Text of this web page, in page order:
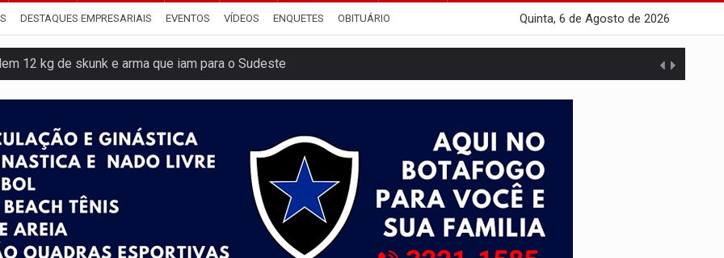
DESTAQUES EMPRESARIAIS EVENTOS VÍDEOS ENQUETES OBITUÁRIO Quinta, 6 de Agosto de 2026
12 kg de skunk e arma que iam para o Sudeste
com armas e drogas após crime de tortur@
Somos Nós será apresentado na capital
em frente de academia
de emancipação com programação esportiva
de plástico ou petróleo em ovos